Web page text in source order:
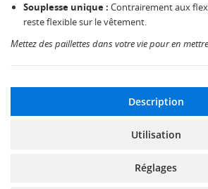
Souplesse unique : Contrairement aux
reste flexible sur le vêtement.
Mettez des paillettes dans votre vie pour en
Description
Utilisation
Réglages